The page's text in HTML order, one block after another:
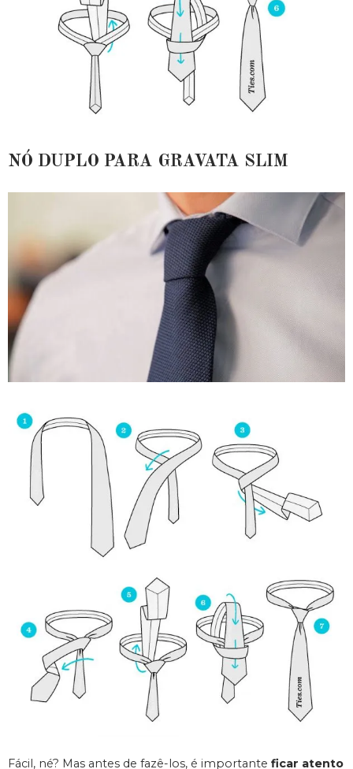
NÓ DUPLO PARA GRAVATA SLIM
Fácil, né? Mas antes de fazê-los, é importante ficar atento